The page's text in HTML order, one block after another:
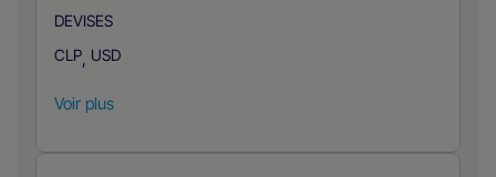
DEVISES
CLP, USD
Voir plus